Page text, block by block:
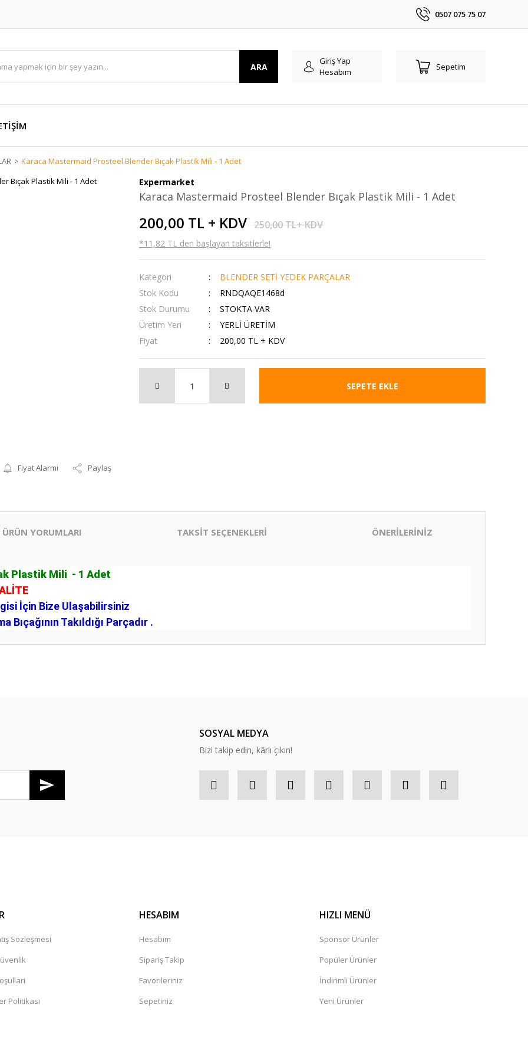
0507 075 75 07
ARA
Giriş Yap
Hesabım
Sepetim
Karaca Mastermaid Prosteel Blender Bıçak Plastik Mili - 1 Adet
Fiyat Alarmı Paylaş
Expermarket
Karaca Mastermaid Prosteel Blender Bıçak Plastik Mili - 1 Adet
200,00 TL + KDV 250,00 TL+ KDV
*11,82 TL den başlayan taksitlerle!
Kategori
BLENDER SETİ YEDEK PARÇALAR
Stok Kodu
RNDQAQE1468d
Stok Durumu
STOKTA VAR
Üretim Yeri
YERLİ ÜRETİM
Fiyat
200,00 TL + KDV
SEPETE EKLE
ÜRÜN YORUMLARI TAKSİT SEÇENEKLERİ ÖNERİLERİNİZ
Plastik Mili - 1 Adet
İçin Bize Ulaşabilirsiniz
Takıldığı Parçadır .
SOSYAL MEDYA
Bizi takip edin, kârlı çıkın!
Sözleşmesi
Politikası
HESABIM
Hesabım
Sipariş Takip
Favorileriniz
Sepetiniz
HIZLI MENÜ
Sponsor Ürünler
Popüler Ürünler
İndirimli Ürünler
Yeni Ürünler